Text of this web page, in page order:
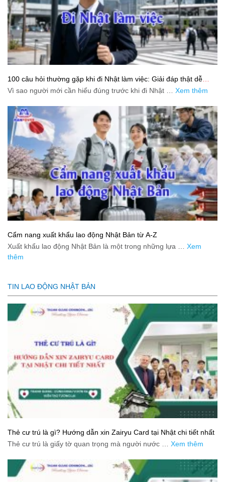
100 câu hỏi thường gặp khi đi Nhật làm việc: Giải đáp thật dễ
hiểu cho người mới bắt đầu
Vì sao người mới cần hiểu đúng trước khi đi Nhật … Xem thêm
Cẩm nang xuất khẩu lao động Nhật Bản từ A-Z
Xuất khẩu lao động Nhật Bản là một trong những lựa … Xem
thêm
TIN LAO ĐỘNG NHẬT BẢN
Thẻ cư trú là gì? Hướng dẫn xin Zairyu Card tại Nhật chi tiết nhất
Thẻ cư trú là giấy tờ quan trọng mà người nước … Xem thêm